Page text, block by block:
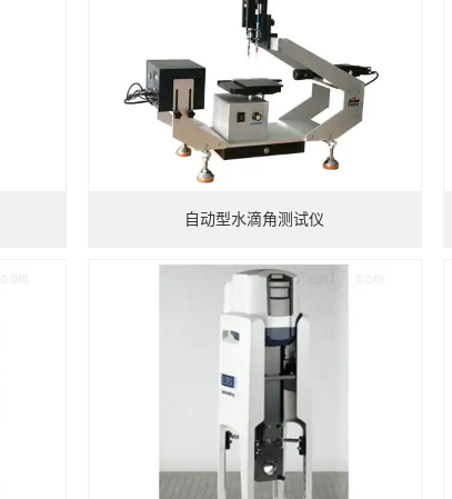
自动型水滴角测试仪